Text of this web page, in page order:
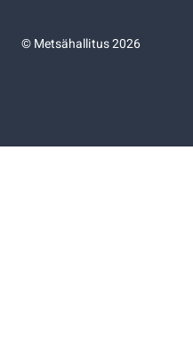
©Metsähallitus 2026